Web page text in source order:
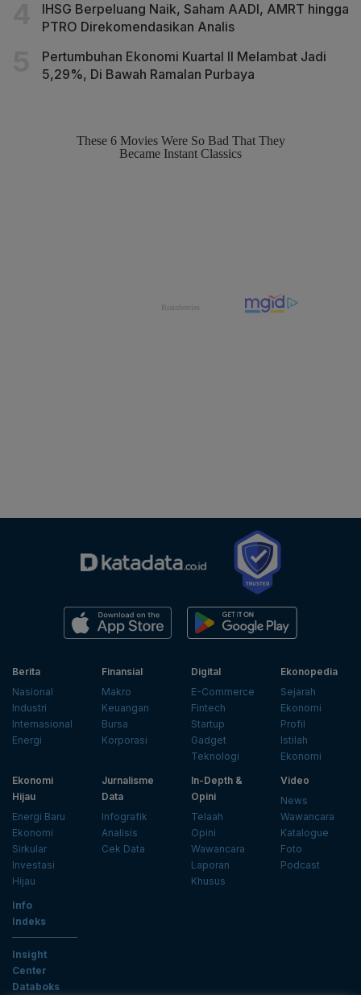
IHSG Berpeluang Naik, Saham AADI, AMRT hingga
PTRO Direkomendasikan Analis
Pertumbuhan Ekonomi Kuartal II Melambat Jadi
5,29%, Di Bawah Ramalan Purbaya
Berita
Nasional
Industri
Internasional
Energi
Finansial
Makro
Keuangan
Bursa
Korporasi
Digital
E-Commerce
Fintech
Startup
Gadget
Teknologi
Ekonopedia
Sejarah
Ekonomi
Profil
Istilah
Ekonomi
Ekonomi
Hijau
Energi Baru
Ekonomi
Sirkular
Investasi
Hijau
Jurnalisme
Data
Infografik
Analisis
Cek Data
In-Depth &
Opini
Telaah
Opini
Wawancara
Laporan
Khusus
Video
News
Wawancara
Katalogue
Foto
Podcast
Info
Indeks
Insight
Center
Databoks